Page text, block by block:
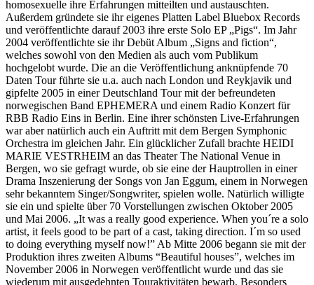
homosexuelle ihre Erfahrungen mitteilten und austauschten.
Außerdem gründete sie ihr eigenes Platten Label Bluebox Records
und veröffentlichte darauf 2003 ihre erste Solo EP „Pigs“. Im Jahr
2004 veröffentlichte sie ihr Debüt Album „Signs and fiction“,
welches sowohl von den Medien als auch vom Publikum
hochgelobt wurde. Die an die Veröffentlichung anknüpfende 70
Daten Tour führte sie u.a. auch nach London und Reykjavik und
gipfelte 2005 in einer Deutschland Tour mit der befreundeten
norwegischen Band EPHEMERA und einem Radio Konzert für
RBB Radio Eins in Berlin. Eine ihrer schönsten Live-Erfahrungen
war aber natürlich auch ein Auftritt mit dem Bergen Symphonic
Orchestra im gleichen Jahr. Ein glücklicher Zufall brachte HEIDI
MARIE VESTRHEIM an das Theater The National Venue in
Bergen, wo sie gefragt wurde, ob sie eine der Hauptrollen in einer
Drama Inszenierung der Songs von Jan Eggum, einem in Norwegen
sehr bekanntem Singer/Songwriter, spielen wolle. Natürlich willigte
sie ein und spielte über 70 Vorstellungen zwischen Oktober 2005
und Mai 2006. „It was a really good experience. When you´re a solo
artist, it feels good to be part of a cast, taking direction. I´m so used
to doing everything myself now!” Ab Mitte 2006 begann sie mit der
Produktion ihres zweiten Albums “Beautiful houses”, welches im
November 2006 in Norwegen veröffentlicht wurde und das sie
wiederum mit ausgedehnten Touraktivitäten bewarb. Besonders